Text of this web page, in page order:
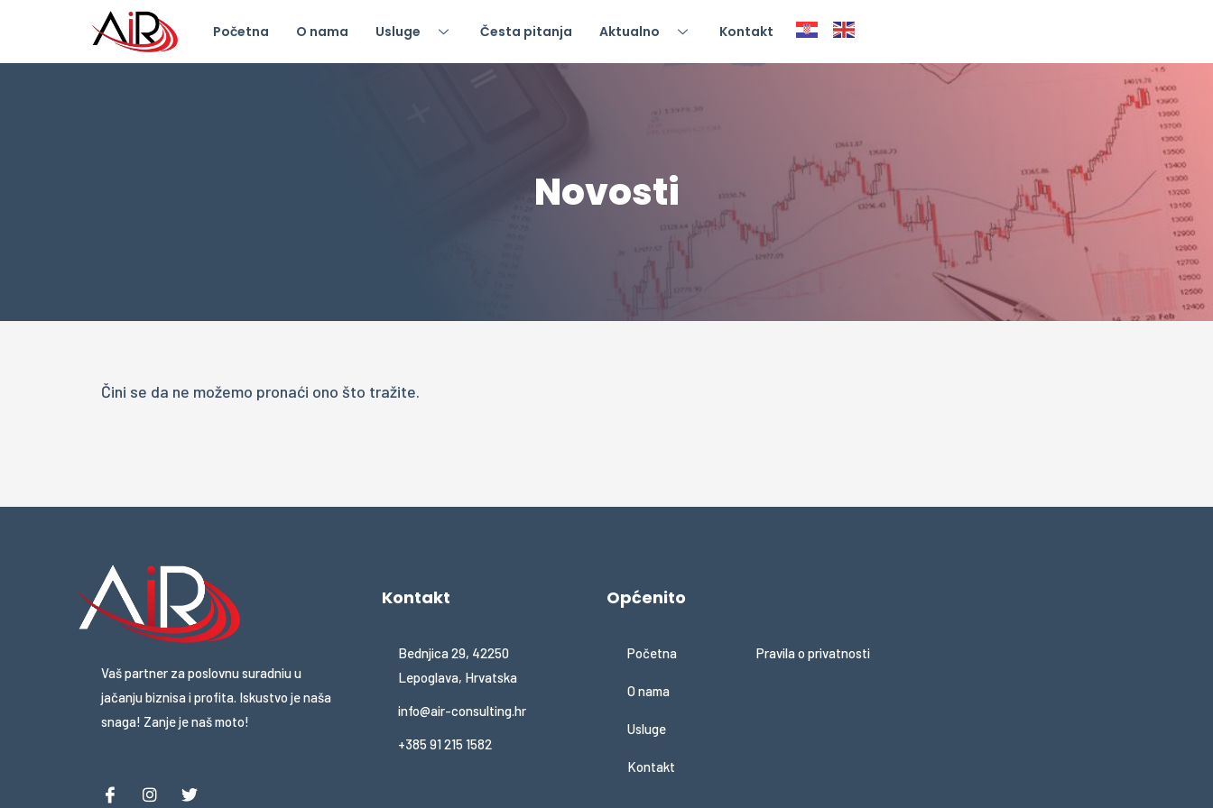
Početna O nama Usluge Česta pitanja Aktualno Kontakt
Novosti
Čini se da ne možemo pronaći ono što tražite.
Vaš partner za poslovnu suradniu u
jačanju biznisa i profita. Iskustvo je naša
snaga! Zanje je naš moto!
Kontakt
Bednjica 29, 42250
Lepoglava, Hrvatska
info@air-consulting.hr
+385 91 215 1582
Općenito
Početna
O nama
Usluge
Kontakt
Pravila o privatnosti